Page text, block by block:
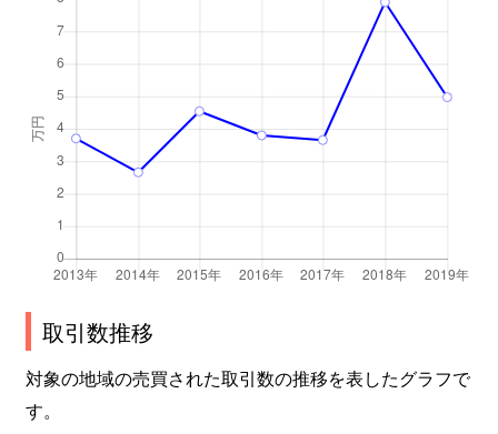
取引数推移
対象の地域の売買された取引数の推移を表したグラフで
す。